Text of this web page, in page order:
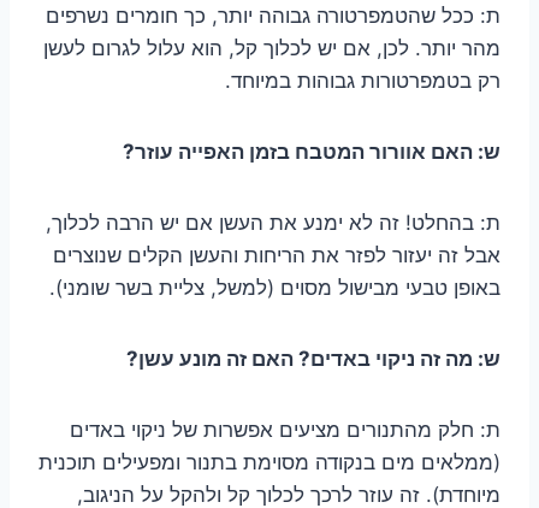
ת: ככל שהטמפרטורה גבוהה יותר, כך חומרים נשרפים
מהר יותר. לכן, אם יש לכלוך קל, הוא עלול לגרום לעשן
רק בטמפרטורות גבוהות במיוחד.
ש: האם אוורור המטבח בזמן האפייה עוזר?
ת: בהחלט! זה לא ימנע את העשן אם יש הרבה לכלוך,
אבל זה יעזור לפזר את הריחות והעשן הקלים שנוצרים
באופן טבעי מבישול מסוים (למשל, צליית בשר שומני).
ש: מה זה ניקוי באדים? האם זה מונע עשן?
ת: חלק מהתנורים מציעים אפשרות של ניקוי באדים
(ממלאים מים בנקודה מסוימת בתנור ומפעילים תוכנית
מיוחדת). זה עוזר לרכך לכלוך קל ולהקל על הניגוב,